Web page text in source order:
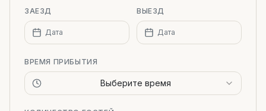
ЗАЕЗД
Дата
ВЫЕЗД
Дата
ВРЕМЯ ПРИБЫТИЯ
Выберите время